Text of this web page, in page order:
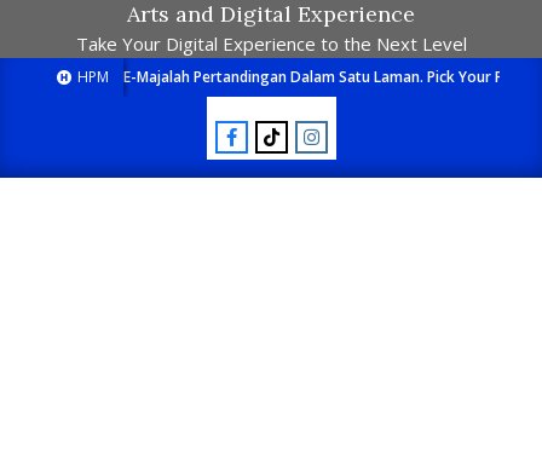
Arts and Digital Experience
Take Your Digital Experience to the Next Level
HPM E-Majalah Pertandingan Dalam Satu Laman. Pick Your